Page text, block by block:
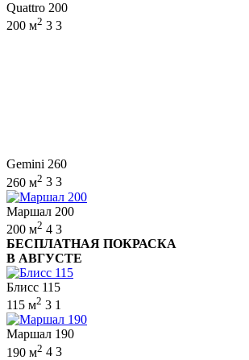
Quattro 200
200 м2 3 3
Gemini 260
260 м2 3 3
Маршал 200
200 м2 4 3
БЕСПЛАТНАЯ ПОКРАСКА
В АВГУСТЕ
Блисс 115
115 м2 3 1
Маршал 190
190 м2 4 3